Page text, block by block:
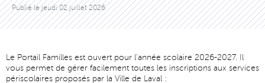
Publié lejeudi 02 juillet 2026
Le Portail Familles est ouvert pour l’année scolaire 2026-2027. Il
vous permet de gérer facilement toutes les inscriptions aux services
périscolaires proposés par la Ville de Laval :